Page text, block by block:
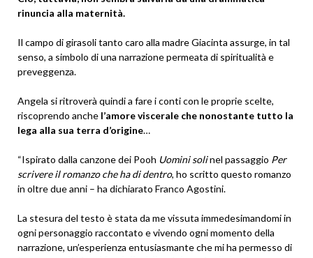
rinuncia alla maternità.
Il campo di girasoli tanto caro alla madre Giacinta assurge, in tal
senso, a simbolo di una narrazione permeata di spiritualità e
preveggenza.
Angela si ritroverà quindi a fare i conti con le proprie scelte,
riscoprendo anche l’amore viscerale che nonostante tutto la
lega alla sua terra d’origine…
“Ispirato dalla canzone dei Pooh Uomini solinel passaggio Per
scrivere il romanzo che ha di dentro, ho scritto questo romanzo
in oltre due anni – ha dichiarato Franco Agostini.
La stesura del testo è stata da me vissuta immedesimandomi in
ogni personaggio raccontato e vivendo ogni momento della
narrazione, un’esperienza entusiasmante che mi ha permesso di